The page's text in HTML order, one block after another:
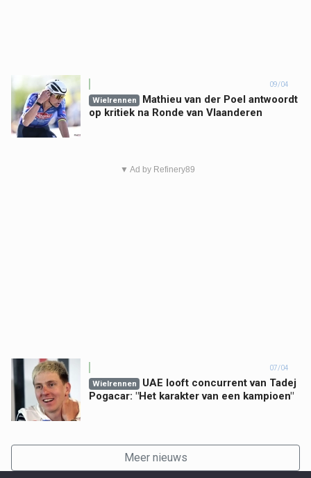
09/04
Wielrennen
Mathieu van der Poel antwoordt
op kritiek na Ronde van Vlaanderen
▼ Ad by Refinery89
07/04
Wielrennen
UAE looft concurrent van Tadej
Pogacar: "Het karakter van een kampioen"
Meer nieuws